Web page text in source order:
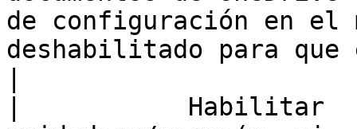
de configuración en el
deshabilitado para
|           Habilitar